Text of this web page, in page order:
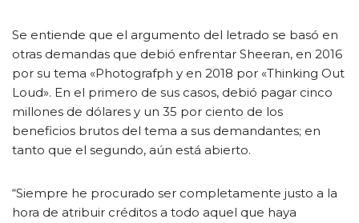
Se entiende que el argumento del letrado se basó en
otras demandas que debió enfrentar Sheeran, en 2016
por su tema «Photografph y en 2018 por «Thinking Out
Loud». En el primero de sus casos, debió pagar cinco
millones de dólares y un 35 por ciento de los
beneficios brutos del tema a sus demandantes; en
tanto que el segundo, aún está abierto.
“Siempre he procurado ser completamente justo a la
hora de atribuir créditos a todo aquel que haya